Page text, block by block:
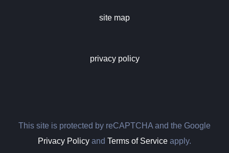
site map
privacy policy
This site is protected by reCAPTCHA and the Google
Privacy Policy and Terms of Service apply.